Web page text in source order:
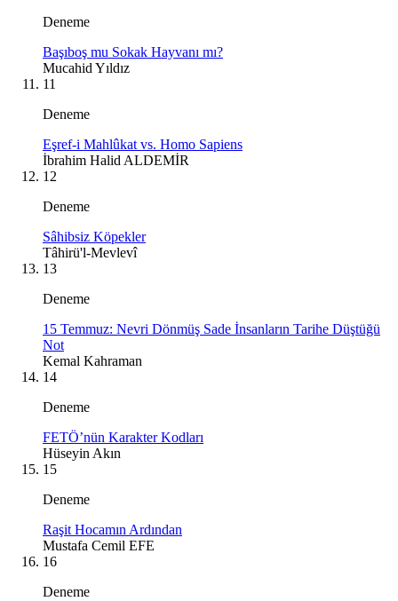
Deneme
Başıboş mu Sokak Hayvanı mı?
Mucahid Yıldız
11
Deneme
Eşref-i Mahlûkat vs. Homo Sapiens
İbrahim Halid ALDEMİR
12
Deneme
Sâhibsiz Köpekler
Tâhirü'l-Mevlevî
13
Deneme
15 Temmuz: Nevri Dönmüş Sade İnsanların Tarihe Düştüğü
Not
Kemal Kahraman
14
Deneme
FETÖ’nün Karakter Kodları
Hüseyin Akın
15
Deneme
Raşit Hocamın Ardından
Mustafa Cemil EFE
16
Deneme